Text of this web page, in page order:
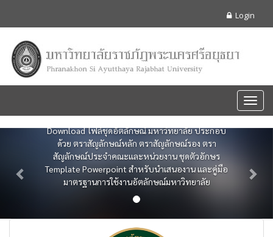
Login
อัตลักษณ์
มหาวิทยาลัยราชภัฏ
พระนครศรีอยุธยา
Download ไฟล์ชุดอัตลักษณ์ มหาวิทยาลัย ประกอบ
ด้วย ตราสัญลักษณ์หลัก ตราสัญลักษณ์รอง ตรา
สัญลักษณ์ประจำคณะและหน่วยงาน ชุดตัวอักษร
Template Powerpoint สำหรับนำเสนองาน และคู่มือ
มาตรฐานการใช้งานอัตลักษณ์มหาวิทยาลัย
Previous